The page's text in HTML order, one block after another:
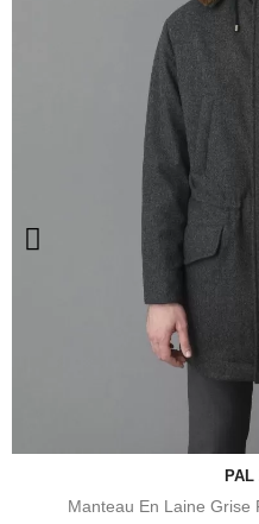
PAL
Manteau En Laine Grise